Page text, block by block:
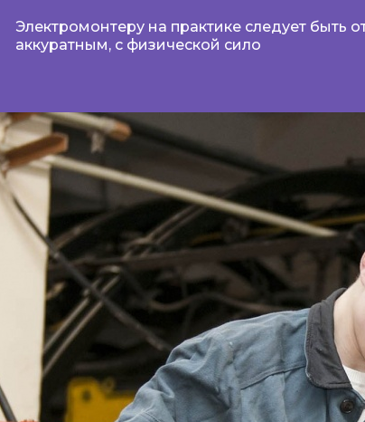
Электромонтеру на практике следует быть
аккуратным, с физической сило